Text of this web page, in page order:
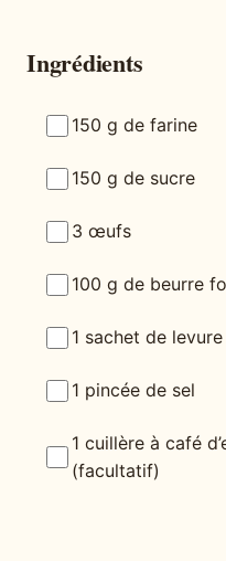
Ingrédients
150 g de farine
150 g de sucre
3 œufs
100 g de beurre
1 sachet de
1 pincée de sel
1 cuillère à café
(facultatif)